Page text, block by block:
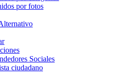
por fotos
Sociales
ciudadano